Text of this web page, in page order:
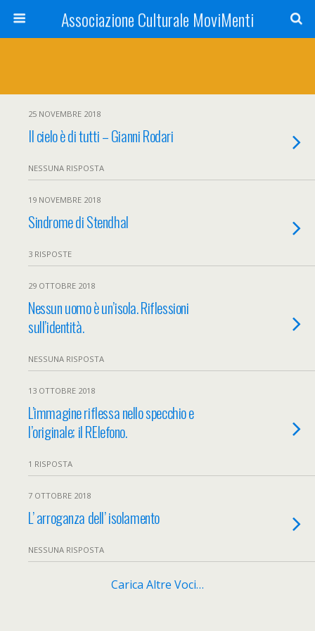
Associazione Culturale MoviMenti
25 NOVEMBRE 2018
Il cielo è di tutti – Gianni Rodari
NESSUNA RISPOSTA
19 NOVEMBRE 2018
Sindrome di Stendhal
3 RISPOSTE
29 OTTOBRE 2018
Nessun uomo è un’isola. Riflessioni
sull’identità.
NESSUNA RISPOSTA
13 OTTOBRE 2018
L’immagine riflessa nello specchio e
l’originale; il RElefono.
1 RISPOSTA
7 OTTOBRE 2018
L’ arroganza dell’ isolamento
NESSUNA RISPOSTA
Carica Altre Voci…